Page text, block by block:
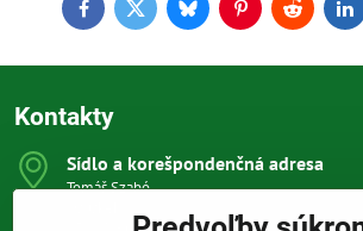
FacebookTwitterBlueskyPinterestReddit
Kontakty
Sídlo a korešpondenčná adresa
Tomáš Szabó